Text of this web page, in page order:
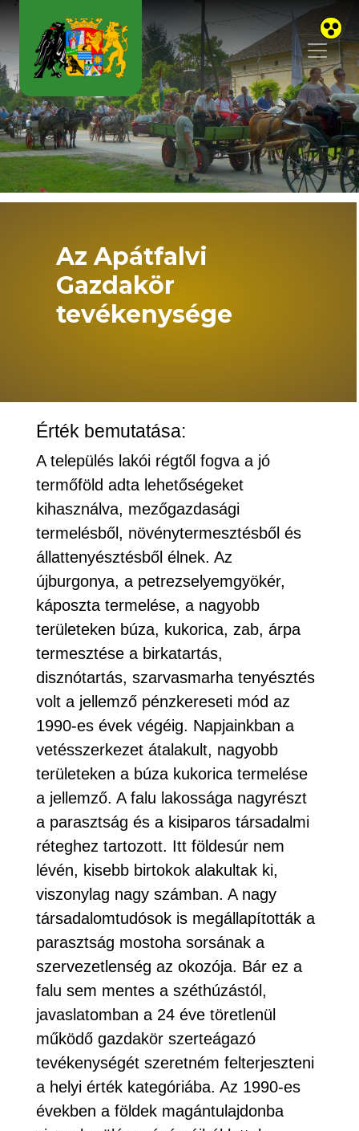
Skip to main content
Az Apátfalvi
Gazdakör
tevékenysége
Érték bemutatása:
A település lakói régtől fogva a jó
termőföld adta lehetőségeket
kihasználva, mezőgazdasági
termelésből, növénytermesztésből és
állattenyésztésből élnek. Az
újburgonya, a petrezselyemgyökér,
káposzta termelése, a nagyobb
területeken búza, kukorica, zab, árpa
termesztése a birkatartás,
disznótartás, szarvasmarha tenyésztés
volt a jellemző pénzkereseti mód az
1990-es évek végéig. Napjainkban a
vetésszerkezet átalakult, nagyobb
területeken a búza kukorica termelése
a jellemző. A falu lakossága nagyrészt
a parasztság és a kisiparos társadalmi
réteghez tartozott. Itt földesúr nem
lévén, kisebb birtokok alakultak ki,
viszonylag nagy számban. A nagy
társadalomtudósok is megállapították a
parasztság mostoha sorsának a
szervezetlenség az okozója. Bár ez a
falu sem mentes a széthúzástól,
javaslatomban a 24 éve töretlenül
működő gazdakör szerteágazó
tevékenységét szeretném felterjeszteni
a helyi érték kategóriába. Az 1990-es
években a földek magántulajdonba